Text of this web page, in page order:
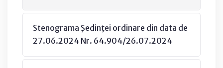
Stenograma Şedinţei ordinare din data de
27.06.2024 Nr. 64.904/26.07.2024